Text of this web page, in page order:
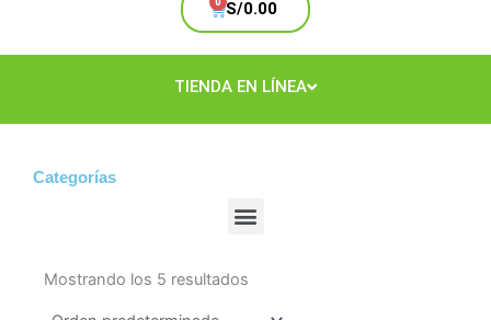
S/0.00
Cart
TIENDA EN LÍNEA
Categorías
Menu
Mostrando los 5 resultados